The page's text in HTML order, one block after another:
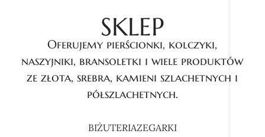
SKLEP
Oferujemy pierścionki, kolczyki,
naszyjniki, bransoletki i wiele produktów
ze złota, srebra, kamieni szlachetnych i
półszlachetnych.
BIŻUTERIAZEGARKI